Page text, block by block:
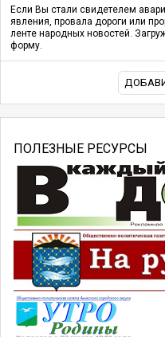
Если Вы стали свидетелем
явления, провала дороги или
ленте народных новостей.
форму.
ПОЛЕЗНЫЕ РЕСУРСЫ